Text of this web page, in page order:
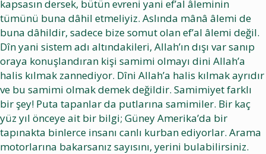
kapsasın dersek, bütün evreni yani ef’al âleminin
tümünü buna dâhil etmeliyiz. Aslında mânâ âlemi de
buna dâhildir, sadece bize somut olan ef’al âlemi değil.
Dîn yani sistem adı altındakileri, Allah’ın dışı var sanıp
oraya konuşlandıran kişi samimi olmayı dini Allah’a
halis kılmak zannediyor. Dîni Allah’a halis kılmak ayrıdır
ve bu samimi olmak demek değildir. Samimiyet farklı
bir şey! Puta tapanlar da putlarına samimiler. Bir kaç
yüz yıl önceye ait bir bilgi; Güney Amerika’da bir
tapınakta binlerce insanı canlı kurban ediyorlar. Arama
motorlarına bakarsanız sayısını, yerini bulabilirsiniz.